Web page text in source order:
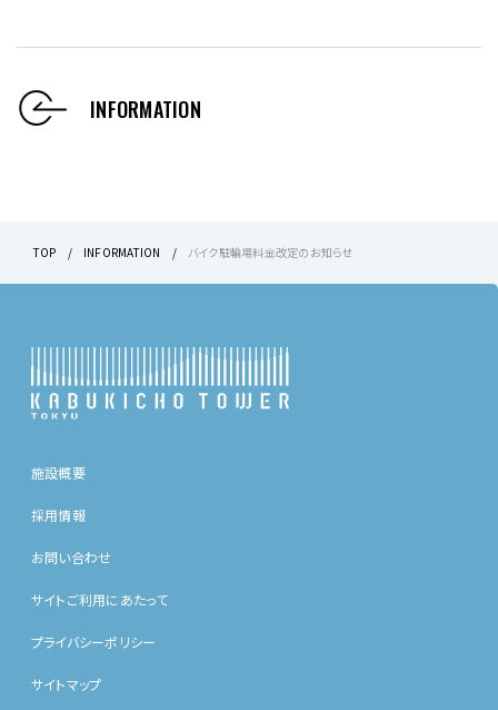
INFORMATION
TOP INFORMATION バイク駐輪場料金改定のお知らせ
施設概要
採用情報
お問い合わせ
サイトご利用にあたって
プライバシーポリシー
サイトマップ